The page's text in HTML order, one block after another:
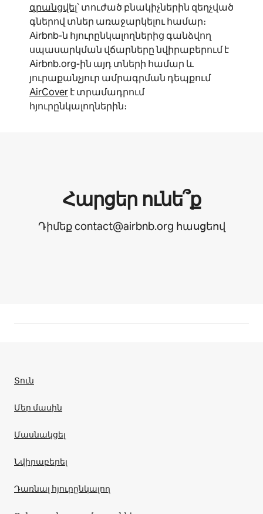
գրանցվել՝ տուժած բնակիչներին զեղչված
գներով տներ առաջարկելու համար։
Airbnb-ն հյուրընկալողներից գանձվող
սպասարկման վճարները նվիրաբերում է
Airbnb.org-ին այդ տների համար և
յուրաքանչյուր ամրագրման դեպքում
AirCoverէ տրամադրում
հյուրընկալողներին։
Հարցեր ունե՞ք
Դիմեք contact@airbnb.org հասցեով
Տուն
Մեր մասին
Մասնակցել
Նվիրաբերել
Դառնալ հյուրընկալող